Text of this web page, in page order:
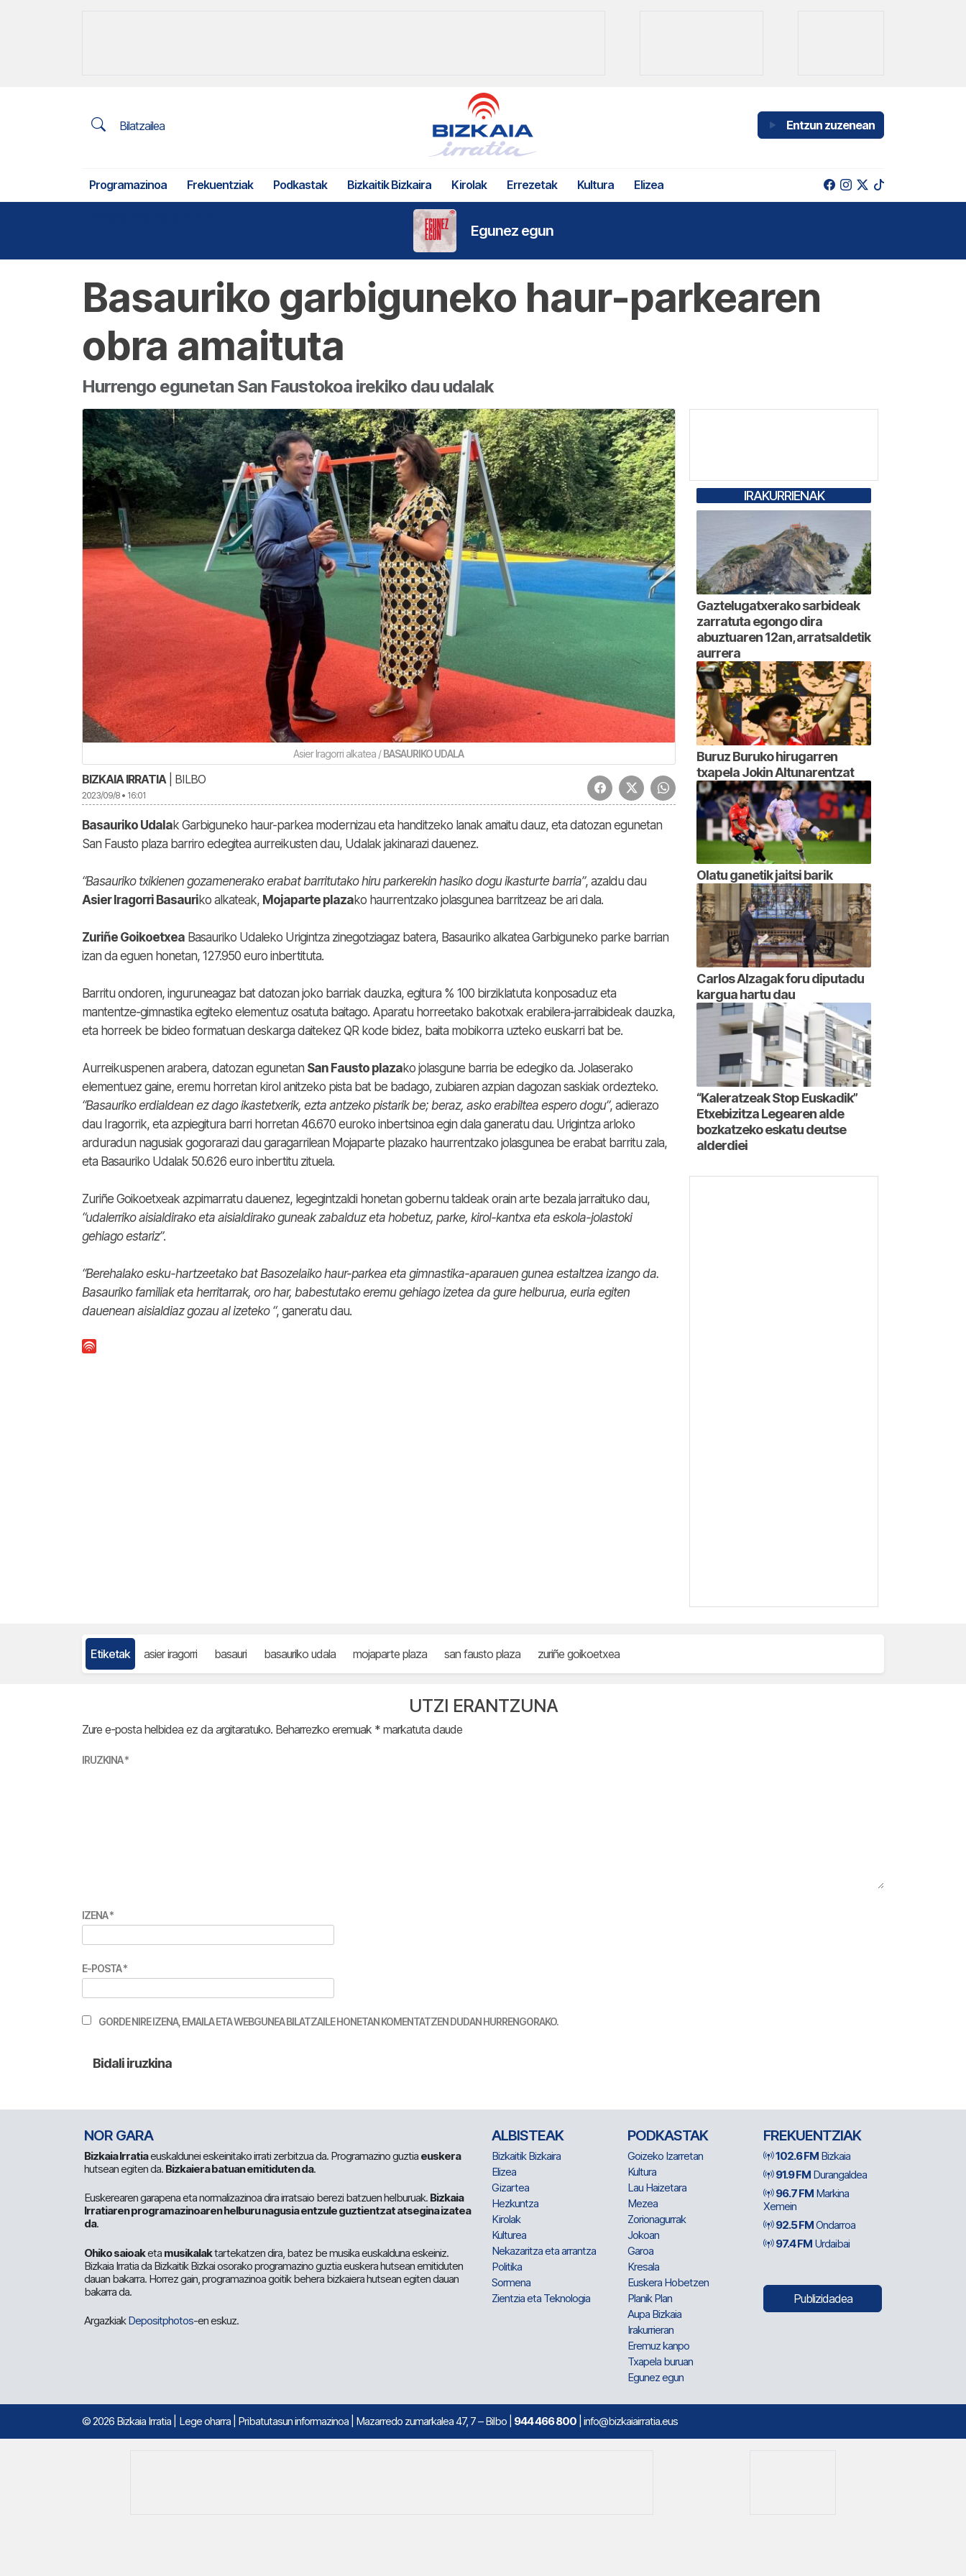
Bilatzailea Entzun zuzenean
Programazinoa Frekuentziak Podkastak Bizkaitik Bizkaira Kirolak Errezetak Kultura Elizea
Egunez egun
Basauriko garbiguneko haur-parkearen
obra amaituta
Hurrengo egunetan San Faustokoa irekiko dau udalak
Asier Iragorri alkatea /BASAURIKO UDALA
BIZKAIA IRRATIA| BILBO
2023/09/8 • 16:01
Basauriko Udalak Garbiguneko haur-parkea modernizau eta handitzeko lanak amaitu dauz, eta datozan egunetan
San Fausto plaza barriro edegitea aurreikusten dau, Udalak jakinarazi dauenez.
“Basauriko txikienen gozamenerako erabat barritutako hiru parkerekin hasiko dogu ikasturte barria”, azaldu dau
Asier Iragorri Basauriko alkateak, Mojaparte plazako haurrentzako jolasgunea barritzeaz be ari dala.
Zuriñe Goikoetxea Basauriko Udaleko Urigintza zinegotziagaz batera, Basauriko alkatea Garbiguneko parke barrian
izan da eguen honetan, 127.950 euro inbertituta.
Barritu ondoren, inguruneagaz bat datozan joko barriak dauzka, egitura % 100 birziklatuta konposaduz eta
mantentze-gimnastika egiteko elementuz osatuta baitago. Aparatu horreetako bakotxak erabilera-jarraibideak dauzka,
eta horreek be bideo formatuan deskarga daitekez QR kode bidez, baita mobikorra uzteko euskarri bat be.
Aurreikuspenen arabera, datozan egunetan San Fausto plazako jolasgune barria be edegiko da. Jolaserako
elementuez gaine, eremu horretan kirol anitzeko pista bat be badago, zubiaren azpian dagozan saskiak ordezteko.
“Basauriko erdialdean ez dago ikastetxerik, ezta antzeko pistarik be; beraz, asko erabiltea espero dogu”, adierazo
dau Iragorrik, eta azpiegitura barri horretan 46.670 euroko inbertsinoa egin dala ganeratu dau. Urigintza arloko
arduradun nagusiak gogorarazi dau garagarrilean Mojaparte plazako haurrentzako jolasgunea be erabat barritu zala,
eta Basauriko Udalak 50.626 euro inbertitu zituela.
Zuriñe Goikoetxeak azpimarratu dauenez, legegintzaldi honetan gobernu taldeak orain arte bezala jarraituko dau,
“udalerriko aisialdirako eta aisialdirako guneak zabalduz eta hobetuz, parke, kirol-kantxa eta eskola-jolastoki
gehiago estariz”.
“Berehalako esku-hartzeetako bat Basozelaiko haur-parkea eta gimnastika-aparauen gunea estaltzea izango da.
Basauriko familiak eta herritarrak, oro har, babestutako eremu gehiago izetea da gure helburua, euria egiten
dauenean aisialdiaz gozau al izeteko “, ganeratu dau.
IRAKURRIENAK
Gaztelugatxerako sarbideak
zarratuta egongo dira
abuztuaren 12an, arratsaldetik
aurrera
Buruz Buruko hirugarren
txapela Jokin Altunarentzat
Olatu ganetik jaitsi barik
Carlos Alzagak foru diputadu
kargua hartu dau
“Kaleratzeak Stop Euskadik”
Etxebizitza Legearen alde
bozkatzeko eskatu deutse
alderdiei
Etiketak asier iragorri basauri basauriko udala mojaparte plaza san fausto plaza zuriñe goikoetxea
UTZI ERANTZUNA
Zure e-posta helbidea ez da argitaratuko. Beharrezko eremuak * markatuta daude
IRUZKINA*
IZENA*
E-POSTA*
GORDE NIRE IZENA, EMAILA ETA WEBGUNEA BILATZAILE HONETAN KOMENTATZEN DUDAN HURRENGORAKO.
NOR GARA
Bizkaia Irratiaeuskaldunei eskeinitako irrati zerbitzua da. Programazino guztia euskera
hutsean egiten da. Bizkaiera batuan emitiduten da.
Euskerearen garapena eta normalizazinoa dira irratsaio berezi batzuen helburuak. Bizkaia
Irratiaren programazinoaren helburu nagusia entzule guztientzat atsegina izatea
da.
Ohiko saioaketa musikalaktartekatzen dira, batez be musika euskalduna eskeiniz.
Bizkaia Irratia da Bizkaitik Bizkai osorako programazino guztia euskera hutsean emitiduten
dauan bakarra. Horrez gain, programazinoa goitik behera bizkaiera hutsean egiten dauan
bakarra da.
ArgazkiakDepositphotos-en eskuz.
ALBISTEAK
Bizkaitik Bizkaira
Elizea
Gizartea
Hezkuntza
Kirolak
Kulturea
Nekazaritza eta arrantza
Politika
Sormena
Zientzia eta Teknologia
PODKASTAK
Goizeko Izarretan
Kultura
Lau Haizetara
Mezea
Zorionagurrak
Jokoan
Garoa
Kresala
Euskera Hobetzen
Planik Plan
Aupa Bizkaia
Irakurrieran
Eremuz kanpo
Txapela buruan
Egunez egun
FREKUENTZIAK
102.6 FM Bizkaia
91.9 FM Durangaldea
96.7 FM Markina
Xemein
92.5 FMOndarroa
97.4 FM Urdaibai
Publizidadea
© 2026 Bizkaia Irratia Lege oharra Pribatutasun informazinoa | Mazarredo zumarkalea 47, 7 – Bilbo | 944 466 800 | info@bizkaiairratia.eus